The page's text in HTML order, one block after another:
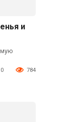
и
0 784